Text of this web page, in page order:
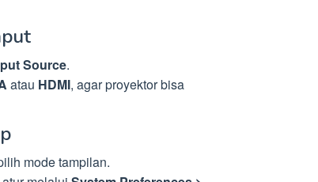
Source.
atau HDMI, agar proyektor bisa
mode tampilan.